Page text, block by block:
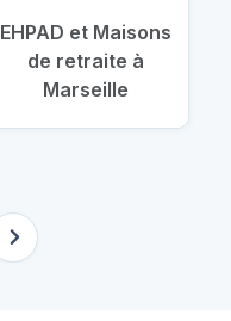
EHPAD et Maisons
de retraite à
Marseille